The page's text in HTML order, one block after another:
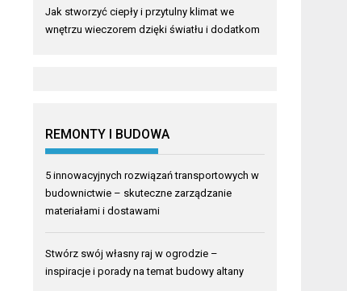
Jak stworzyć ciepły i przytulny klimat we
wnętrzu wieczorem dzięki światłu i dodatkom
REMONTY I BUDOWA
5 innowacyjnych rozwiązań transportowych w
budownictwie – skuteczne zarządzanie
materiałami i dostawami
Stwórz swój własny raj w ogrodzie –
inspiracje i porady na temat budowy altany